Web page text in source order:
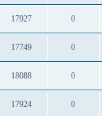
ردود
مشاهدات
0
ردود
17927
مشاهدات
0
ردود
17749
مشاهدات
0
ردود
18088
مشاهدات
0
17924